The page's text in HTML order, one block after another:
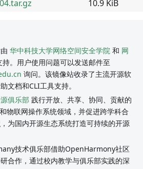
10.9 KiB
华中科技大学网络空间安全学院 和 网
持。用户使用问题可以发送邮件至
询问。该镜像站收录了主流开源软
文档和CLI工具支持。
俱乐部 践行开放、共享、协同、贡献的
物联网操作系统领域，并促进跨学科合
为国内开源生态系统打造可持续的开源
技术俱乐部借助OpenHarmony社区
合作，通过校内教学与俱乐部实践的深